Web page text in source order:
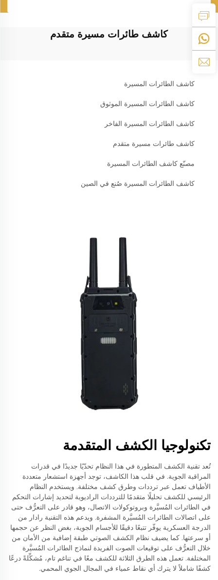
كاشف طائرات مسيرة متقدم
كاشف الطائرات المسيرة
كاشف الطائرات المسيرة الموثوق
كاشف الطائرات المسيرة الفاخر
كاشف طائرات مسيرة متقدم
مصنّع كاشف الطائرات المسيرة
كاشف الطائرات المسيرة صُنع في الصين
تكنولوجيا الكشف المتقدمة
تُعد تقنية الكشف المتطورة في هذا النظام تحدّيًا جديدًا في قدرات
المراقبة الجوية. في قلب هذا الكاشف، توجد أجهزة استشعار متعددة
الأطياف تعمل عبر ترددات وطرق كشف مختلفة. ويستخدم النظام
الرئيسي للكشف تحليلًا متقدمًا للترددات الراديوية لتحديد إشارات التحكم
في الطائرات المُسيَّرة وبروتوكولات الاتصال، وهو قادر على التعرُّف حتى
على اتصالات الطائرات المُسيَّرة المشفرة. ويدعم هذه التقنية رادار من
الدرجة العسكرية يوفّر تتبعًا دقيقًا للأجسام الجوية، بغض النظر عن حجمها
أو سرعتها. كما يضيف نظام الكشف الصوتي طبقة إضافية من الأمان من
خلال التعرُّف على توقيعات الصوت الفريدة لنماذج الطائرات المُسيَّرة
المختلفة. تعمل هذه الطرق الثلاثة للكشف معًا في تناغم تام، مُشكِّلةً درعًا
كشفًا شاملاً لا يترك أي نقاط عمياء في المجال الجوي المحمي.